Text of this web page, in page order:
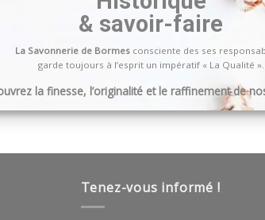
& savoir-faire
La Savonnerie de Bormesconsciente des ses
garde toujours à l’esprit un impératif « La Qualité ».
la finesse, l’originalité et le raffinement de
Tenez-vous informé !